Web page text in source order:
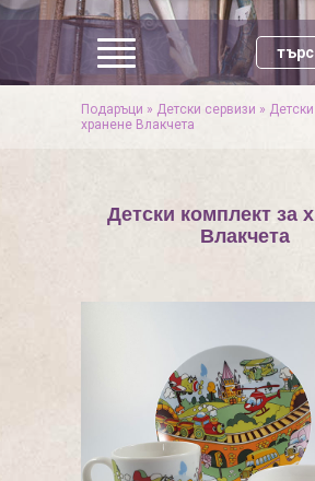
Подаръци » Детски сервизи »
хранене Влакчета
Детски комплект за
Влакчета